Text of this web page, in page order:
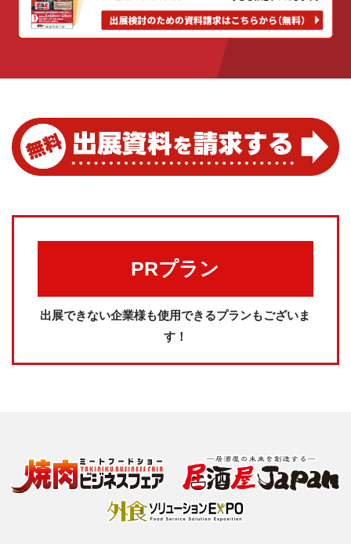
PRプラン
出展できない企業様も使用できるプランもございま
す！